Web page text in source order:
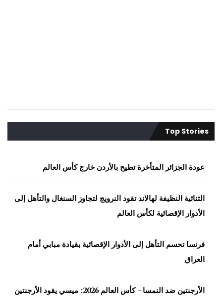
Top Stories
عودة الجزائر المتأخرة تطيح بالأردن خارج كأس العالم
الثنائية النظيفة لهالاند تقود النرويج لتجاوز السنغال والتأهل إلى
الأدوار الإقصائية لكأس العالم
فرنسا تحسم التأهل إلى الأدوار الإقصائية بقيادة مبابي أمام
العراق
الأرجنتين ضد النمسا – كأس العالم 2026: ميسي يقود الأرجنتين